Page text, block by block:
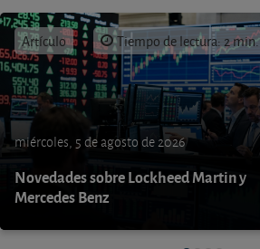
Artículo Tiempo de lectura: 2 min.
miércoles, 5 de agosto de 2026
Novedades sobre Lockheed Martin y
Mercedes Benz